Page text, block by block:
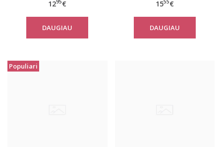
1295€
DAUGIAU
1555€
DAUGIAU
Populiari